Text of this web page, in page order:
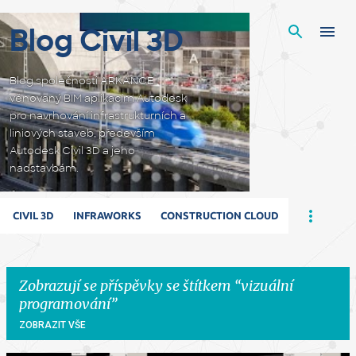
Blog Civil 3D
Blog společnosti ARKANCE
věnovaný BIM aplikacím Autodesk
pro navrhování infrastrukturních a
liniových staveb, především
Autodesk Civil 3D a jeho
nadstavbám.
CIVIL 3D INFRAWORKS CONSTRUCTION CLOUD
Zobrazují se příspěvky se štítkem vizuální
programování
ZOBRAZIT VŠE